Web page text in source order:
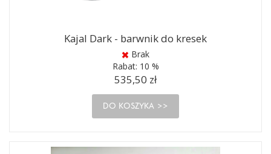
Kajal Dark - barwnik do kresek
Brak
Rabat: 10 %
535,50 zł
DO KOSZYKA